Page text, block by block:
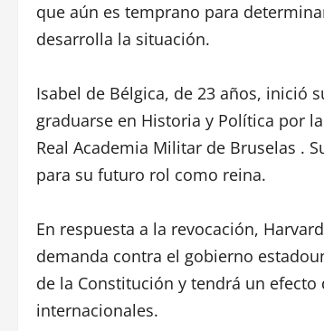
que aún es temprano para
desarrolla la situación.
Isabel de Bélgica, de 23 años, inició
graduarse en Historia y Política por
Real Academia Militar de Bruselas .
para su futuro rol como reina.
En respuesta a la revocación,
demanda contra el gobierno
de la Constitución y tendrá un
internacionales.